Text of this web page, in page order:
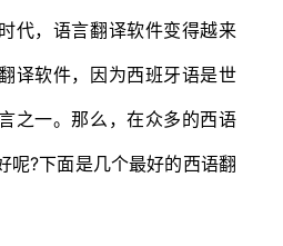
，语言翻译软件变得越来
译软件，因为西班牙语是世
之一。那么，在众多的西语
呢?下面是几个最好的西语翻